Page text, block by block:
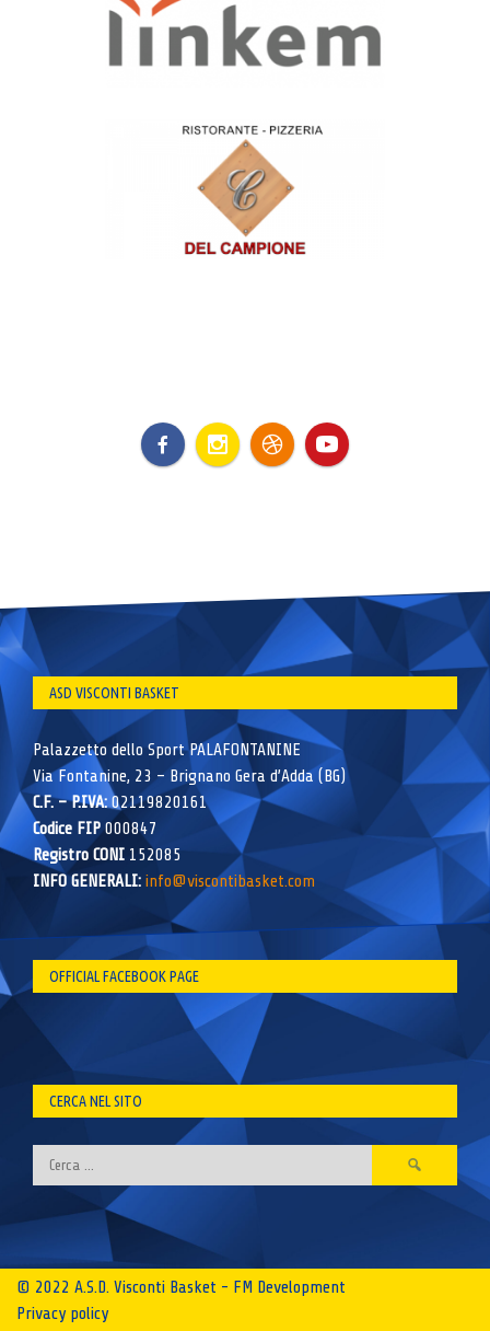
ASD VISCONTI BASKET
Palazzetto dello Sport PALAFONTANINE
Via Fontanine, 23 – Brignano Gera d’Adda (BG)
C.F. – P.IVA:02119820161
Codice FIP000847
Registro CONI 152085
INFO GENERALI: info@viscontibasket.com
OFFICIAL FACEBOOK PAGE
CERCA NEL SITO
Ricerca
per:
© 2022 A.S.D. Visconti Basket - FM Development
Privacy policy